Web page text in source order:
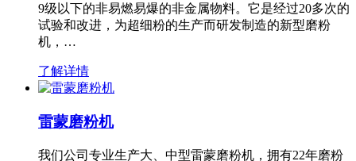
9级以下的非易燃易爆的非金属物料。它是经过20多次的
试验和改进，为超细粉的生产而研发制造的新型磨粉
机，…
了解详情
雷蒙磨粉机
我们公司专业生产大、中型雷蒙磨粉机，拥有22年磨粉